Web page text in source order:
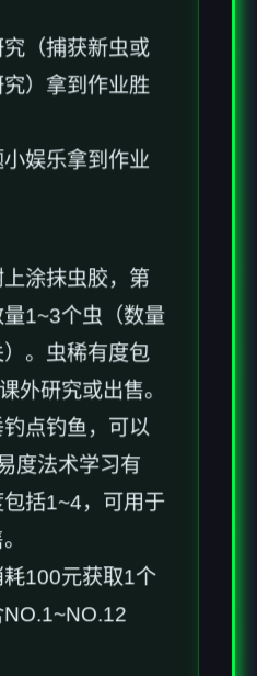
（捕获新虫或
）拿到作业胜
娱乐拿到作业
涂抹虫胶，第
1~3个虫（数量
。虫稀有度包
外研究或出售。
点钓鱼，可以
度法术学习有
括1~4，可用于
100元获取1个